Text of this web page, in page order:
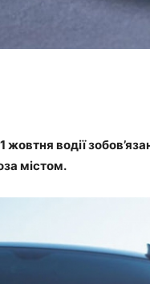
жовтня водії
містом.